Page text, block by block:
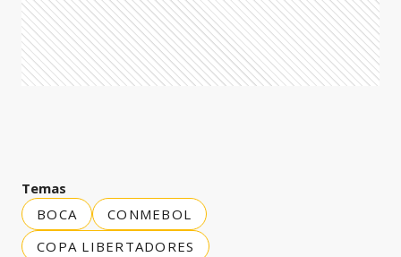
Temas
BOCA
CONMEBOL
COPA LIBERTADORES